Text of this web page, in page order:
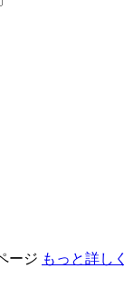
ージ もっと詳しく